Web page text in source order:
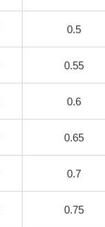
0.5
0.55
0.6
0.65
0.7
0.75